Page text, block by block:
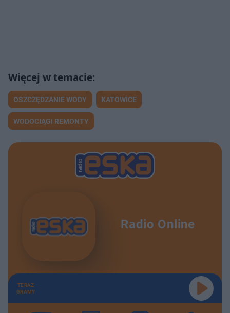
OSZCZĘDZANIE WODY KATOWICE
WODOCIĄGI REMONTY
Radio Online
TERAZ
GRAMY